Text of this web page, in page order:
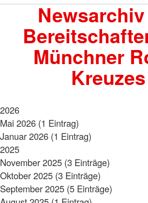
Münchner
Kreuzes
2026
Mai 2026 (1 Eintrag)
Januar 2026 (1 Eintrag)
2025
November 2025 (3 Einträge)
Oktober 2025 (3 Einträge)
September 2025 (5 Einträge)